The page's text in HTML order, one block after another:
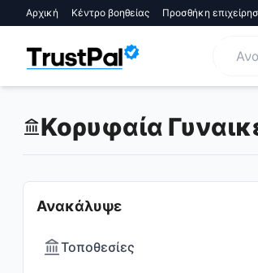
Αρχική Κέντρο βοηθείας Προσθήκη
Κορυφαία
Ανακάλυψε
Τοποθεσίες